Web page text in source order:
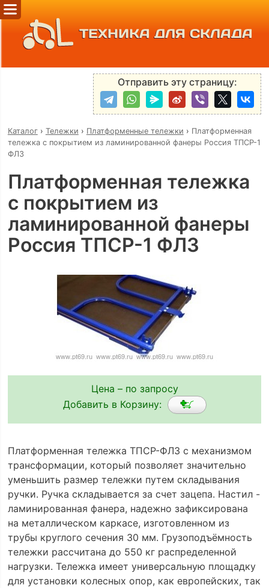
ТЕХНИКА ДЛЯ СКЛАДА
Отправить эту страницу:
Каталог› Тележки › Платформенные тележки › Платформенная
тележка с покрытием из ламинированной фанеры Россия ТПСР-1
ФЛЗ
Платформенная тележка
с покрытием из
ламинированной фанеры
Россия ТПСР-1 ФЛЗ
Цена – по запросу
Добавить в Корзину:
Платформенная тележка ТПСР-ФЛЗ с механизмом
трансформации, который позволяет значительно
уменьшить размер тележки путем складывания
ручки. Ручка складывается за счет зацепа. Настил -
ламинированная фанера, надежно зафиксирована
на металлическом каркасе, изготовленном из
трубы круглого сечения 30 мм. Грузоподъёмность
тележки рассчитана до 550 кг распределенной
нагрузки. Тележка имеет универсальную площадку
для установки колесных опор, как европейских, так